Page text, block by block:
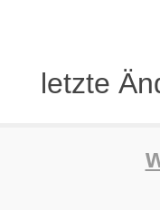
letzte